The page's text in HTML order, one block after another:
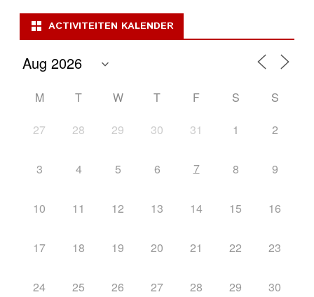
ACTIVITEITEN KALENDER
M T W T F S
S
27
28 29 30 31 1 2
3 4 5 6 7 8 9
10 11 12 13 14 15 16
17 18 19 20 21 22 23
24 25 26 27 28 29 30